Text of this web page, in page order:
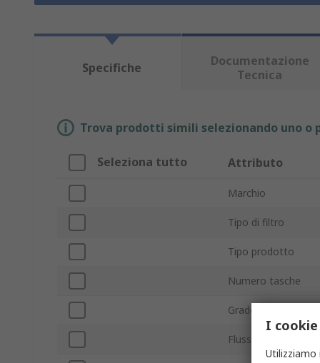
Specifiche
Documentazione
Tecnica
Trova prodotti simili selezionando uno
Seleziona tutto Attributo
Marchio
Tipo di filtro
Tipo prodotto
Numero tasche
Grado di filtrazione
Flusso d'aria
I